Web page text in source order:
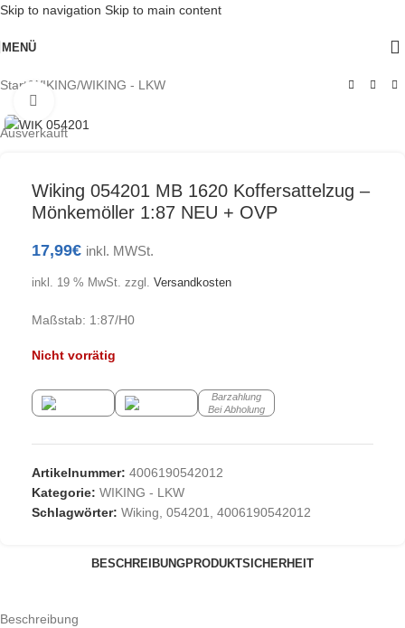
Skip to navigation Skip to main content
MENÜ
Start/WIKING/WIKING - LKW
Ausverkauft
Wiking 054201 MB 1620 Koffersattelzug –
Mönkemöller 1:87 NEU + OVP
17,99€ inkl. MWSt.
inkl. 19 % MwSt. zzgl. Versandkosten
Maßstab: 1:87/H0
Nicht vorrätig
Barzahlung
Bei Abholung
Artikelnummer: 4006190542012
Kategorie: WIKING - LKW
Schlagwörter: Wiking, 054201, 4006190542012
BESCHREIBUNGPRODUKTSICHERHEIT
Beschreibung